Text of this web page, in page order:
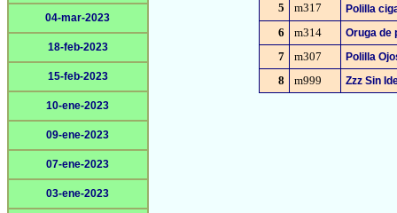
04-mar-2023
18-feb-2023
15-feb-2023
10-ene-2023
09-ene-2023
07-ene-2023
03-ene-2023
5 m317 Polilla
6 m314 Oruga de
7 m307 Polilla
8 m999 Zzz Sin